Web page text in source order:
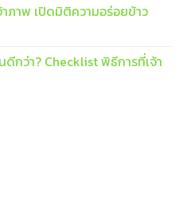
าภาพ เปิดมิติความอร่อยข้าว
กว่า? Checklist พิธีการที่เจ้า